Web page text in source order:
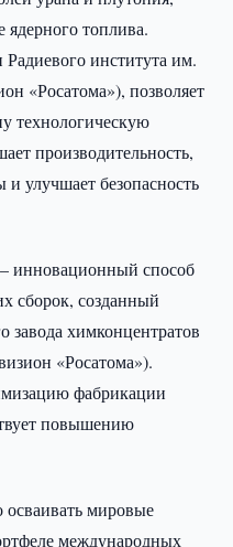
топлива.
Радиевого института им.
«Росатома»), позволяет
технологическую
производительность,
улучшает безопасность
инновационный способ
сборок, созданный
завода химконцентратов
«Росатома»).
фабрикации
повышению
осваивать мировые
международных